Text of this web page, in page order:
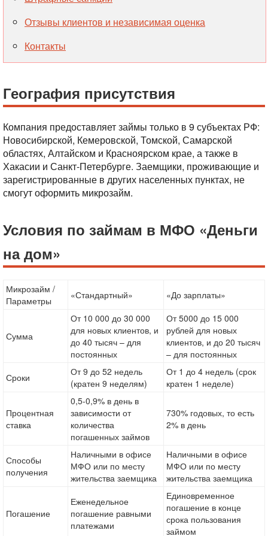
Отзывы клиентов и независимая оценка
Контакты
География присутствия
Компания предоставляет займы только в 9 субъектах РФ:
Новосибирской, Кемеровской, Томской, Самарской
областях, Алтайском и Красноярском крае, а также в
Хакасии и Санкт-Петербурге. Заемщики, проживающие и
зарегистрированные в других населенных пунктах, не
смогут оформить микрозайм.
Условия по займам в МФО «Деньги
на дом»
Микрозайм /
Параметры
«Стандартный» «До зарплаты»
Сумма
От 10 000 до 30 000
для новых клиентов, и
до 40 тысяч – для
постоянных
От 5000 до 15 000
рублей для новых
клиентов, и до 20 тысяч
– для постоянных
Сроки
От 9 до 52 недель
(кратен 9 неделям)
От 1 до 4 недель (срок
кратен 1 неделе)
Процентная
ставка
0,5-0,9% в день в
зависимости от
количества
погашенных займов
730% годовых, то есть
2% в день
Способы
получения
Наличными в офисе
МФО или по месту
жительства заемщика
Наличными в офисе
МФО или по месту
жительства заемщика
Погашение
Еженедельное
погашение равными
платежами
Единовременное
погашение в конце
срока пользования
займом